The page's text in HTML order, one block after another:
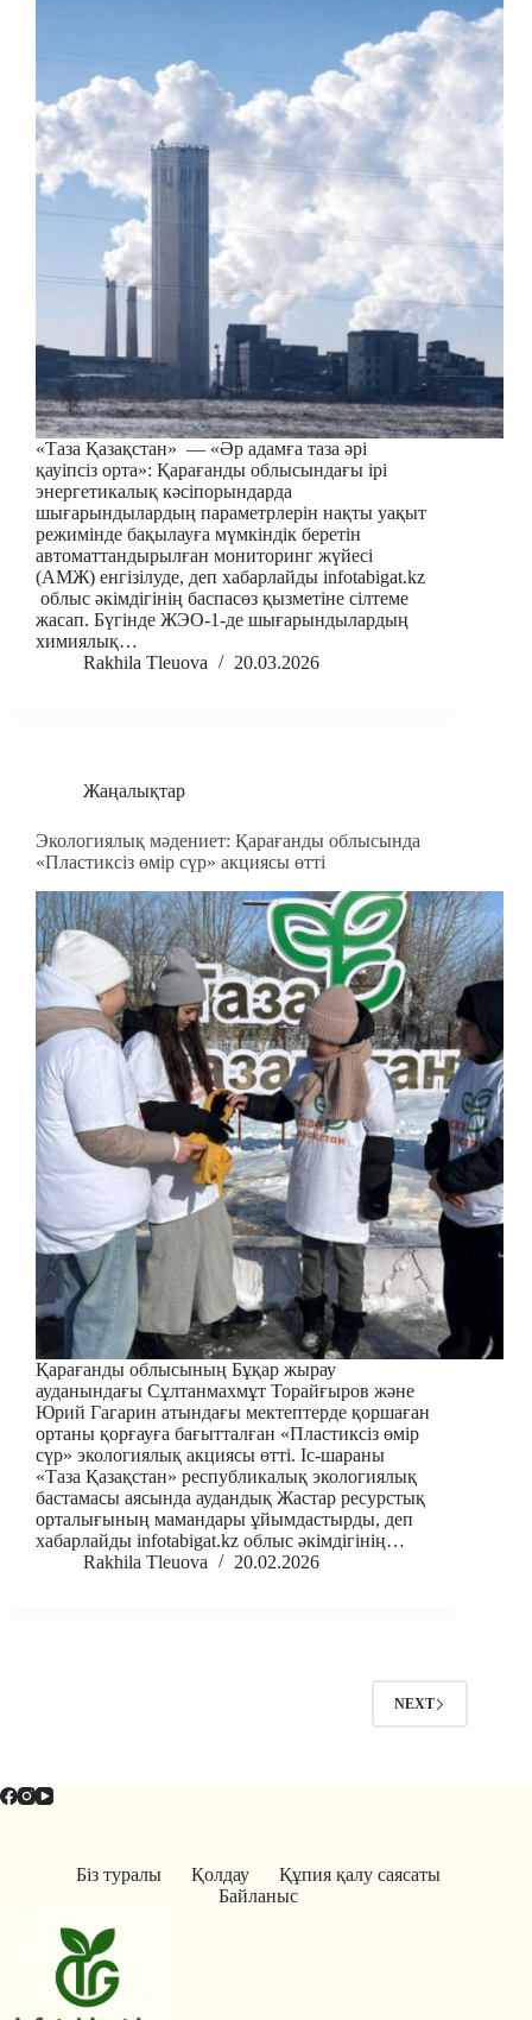
«Таза Қазақстан» — «Әр адамға таза әрі
қауіпсіз орта»: Қарағанды облысындағы ірі
энергетикалық кәсіпорындарда
шығарындылардың параметрлерін нақты уақыт
режимінде бақылауға мүмкіндік беретін
автоматтандырылған мониторинг жүйесі
(АМЖ) енгізілуде, деп хабарлайды infotabigat.kz
облыс әкімдігінің баспасөз қызметіне сілтеме
жасап. Бүгінде ЖЭО-1-де шығарындылардың
химиялық…
Rakhila Tleuova
20.03.2026
Жаңалықтар
Экологиялық мәдениет: Қарағанды облысында
«Пластиксіз өмір сүр» акциясы өтті
Қарағанды облысының Бұқар жырау
ауданындағы Сұлтанмахмұт Торайғыров және
Юрий Гагарин атындағы мектептерде қоршаған
ортаны қорғауға бағытталған «Пластиксіз өмір
сүр» экологиялық акциясы өтті. Іс-шараны
«Таза Қазақстан» республикалық экологиялық
бастамасы аясында аудандық Жастар ресурстық
орталығының мамандары ұйымдастырды, деп
хабарлайды infotabigat.kz облыс әкімдігінің…
Rakhila Tleuova
20.02.2026
NEXT
Біз туралы Қолдау
Құпия қалу саясаты
Байланыс